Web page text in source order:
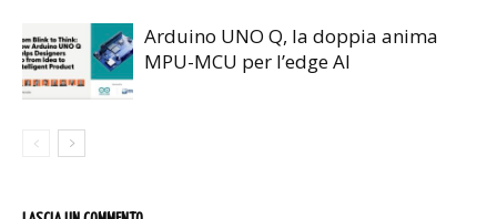
Arduino UNO Q, la doppia anima
MPU-MCU per l’edge AI